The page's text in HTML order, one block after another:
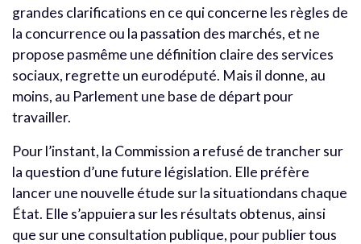
grandes clarifications en ce qui concerne les règles de
la concurrence ou la passation des marchés, et ne
propose pasmême une définition claire des services
sociaux, regrette un eurodéputé. Mais il donne, au
moins, au Parlement une base de départ pour
travailler.
Pour l’instant, la Commission a refusé de trancher sur
la question d’une future législation. Elle préfère
lancer une nouvelle étude sur la situationdans chaque
État. Elle s’appuiera sur les résultats obtenus, ainsi
que sur une consultation publique, pour publier tous